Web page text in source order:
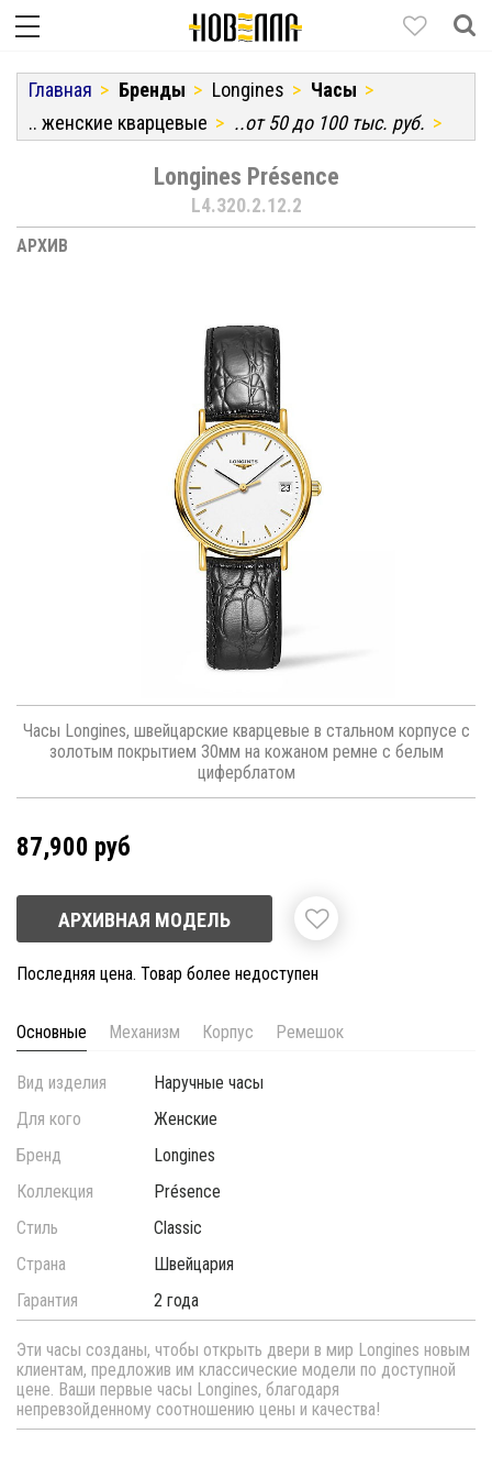
Главная Бренды Longines
Часы
.. женские кварцевые
..от 50 до 100 тыс. руб.
Longines Présence
L4.320.2.12.2
АРХИВ
Часы Longines, швейцарские кварцевые в стальном корпусе с
золотым покрытием 30мм на кожаном ремне с белым
циферблатом
87,900 руб
АРХИВНАЯ МОДЕЛЬ
Последняя цена. Товар более недоступен
Основные Механизм Корпус Ремешок
Вид изделия
Наручные часы
Для кого
Женские
Бренд
Longines
Коллекция
Présence
Стиль
Classic
Страна
Швейцария
Гарантия
2 года
Эти часы созданы, чтобы открыть двери в мир Longines новым
клиентам, предложив им классические модели по доступной
цене. Ваши первые часы Longines, благодаря
непревзойденному соотношению цены и качества!